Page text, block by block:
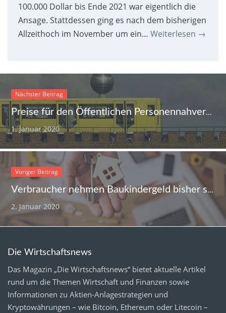
100.000 Dollar bis Ende 2021 war eigentlich die
Ansage. Stattdessen ging es nach dem bisherigen
Allzeithoch im November um ein… Weiterlesen →
Nächster Beitrag
Preise für den Öffentlichen Personennahverkehr steigen
1. Januar 2020
Voriger Beitrag
Verbraucher nehmen Baukindergeld bisher sehr gut an
2. Januar 2020
Die Wirtschaftsnews
Das Magazin „Die Wirtschaftsnews“ bietet aktuelle Artikel
rund um die Themen Wirtschaft und Finanzen sowie
Informationen zu Aktien-Anlagestrategien und
Kryptowährungen – wie Bitcoin, Ethereum oder Litecoin –